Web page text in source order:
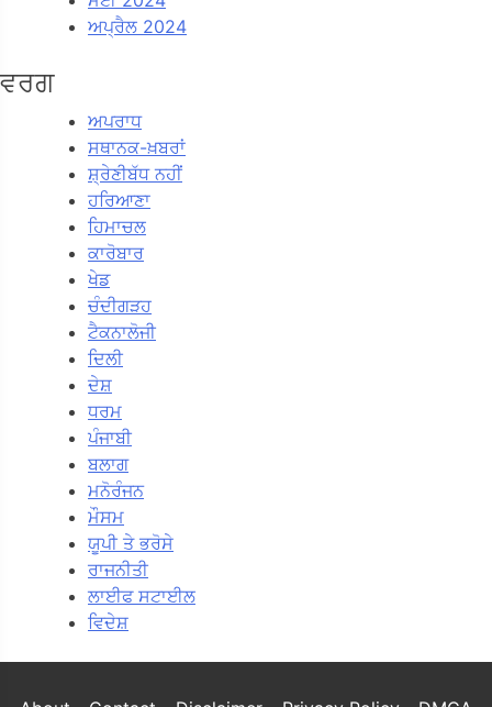
ਅਪ੍ਰੈਲ 2024
ਵਰਗ
ਅਪਰਾਧ
ਸਥਾਨਕ-ਖ਼ਬਰਾਂ
ਸ਼੍ਰੇਣੀਬੱਧ ਨਹੀਂ
ਹਰਿਆਣਾ
ਹਿਮਾਚਲ
ਕਾਰੋਬਾਰ
ਖੇਡ
ਚੰਦੀਗੜਹ
ਟੈਕਨਾਲੋਜੀ
ਦਿਲੀ
ਦੇਸ਼
ਧਰਮ
ਪੰਜਾਬੀ
ਬਲਾਗ
ਮਨੋਰੰਜਨ
ਮੌਸਮ
ਯੂਪੀ ਤੇ ਭਰੋਸੇ
ਰਾਜਨੀਤੀ
ਲਾਈਫ ਸਟਾਈਲ
ਵਿਦੇਸ਼